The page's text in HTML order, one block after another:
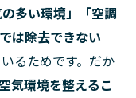
多い環境」「空調
は除去できない
るためです。だか
気環境を整えるこ